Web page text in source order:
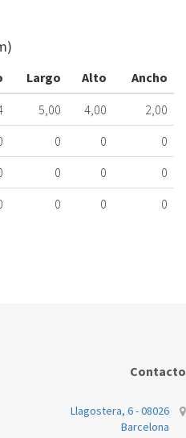
Largo Alto
Ancho
5,00 4,00
2,00
0 0
0
0 0
0
0 0 0
Contacto
Llagostera, 6 - 08026
Barcelona